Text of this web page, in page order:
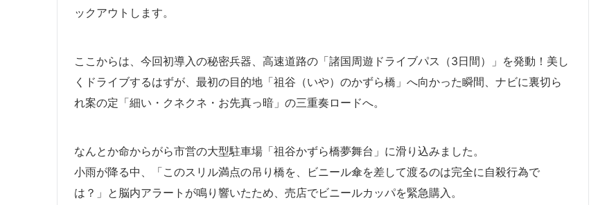
ックアウトします。
ここからは、今回初導入の秘密兵器、高速道路の「諸国周遊ドライブパス（3日間）」を発動！美し
くドライブするはずが、最初の目的地「祖谷（いや）のかずら橋」へ向かった瞬間、ナビに裏切ら
れ案の定「細い・クネクネ・お先真っ暗」の三重奏ロードへ。
なんとか命からがら市営の大型駐車場「祖谷かずら橋夢舞台」に滑り込みました。
小雨が降る中、「このスリル満点の吊り橋を、ビニール傘を差して渡るのは完全に自殺行為で
は？」と脳内アラートが鳴り響いたため、売店でビニールカッパを緊急購入。